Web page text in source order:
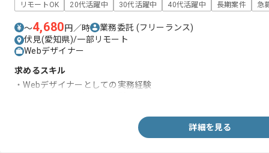
リモートOK 20代活躍中 30代活躍中 40代活躍中 長期案件 急
〜4,680円／時 業務委託 (フリーランス)
伏見(愛知県)/一部リモート
Webデザイナー
求めるスキル
・Webデザイナーとしての実務経験
詳細を見る